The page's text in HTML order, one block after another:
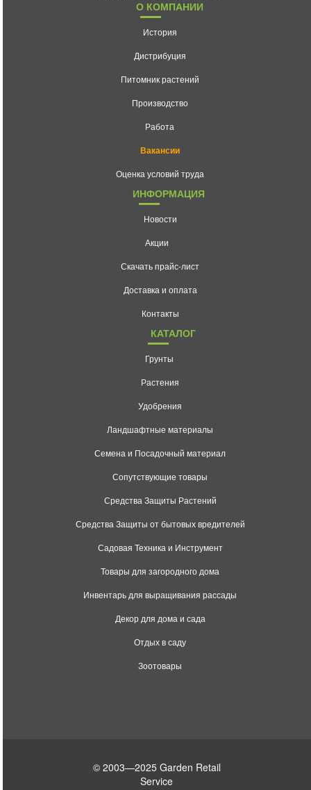
О КОМПАНИИ
История
Дистрибуция
Питомник растений
Производство
Работа
Вакансии
Оценка условий труда
ИНФОРМАЦИЯ
Новости
Акции
Скачать прайс-лист
Доставка и оплата
Контакты
КАТАЛОГ
Грунты
Растения
Удобрения
Ландшафтные материалы
Семена и Посадочный материал
Сопутствующие товары
Средства Защиты Растений
Средства Защиты от бытовых вредителей
Садовая Техника и Инструмент
Товары для загородного дома
Инвентарь для выращивания рассады
Декор для дома и сада
Отдых в саду
Зоотовары
© 2003—2025 Garden Retail
Service